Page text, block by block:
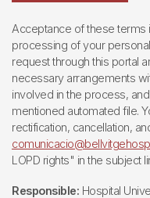
Acceptance of these terms
processing of your
request through this portal
necessary arrangements
involved in the process,
mentioned automated file.
rectification, cancellation,
LOPD rights" in the subject
Responsible: Hospital